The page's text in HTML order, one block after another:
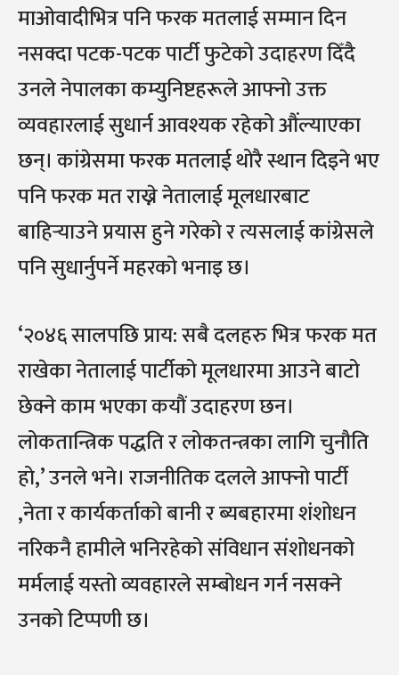
माओवादीभित्र पनि फरक मतलाई सम्मान दिन
नसक्दा पटक-पटक पार्टी फुटेको उदाहरण दिँदै
उनले नेपालका कम्युनिष्टहरूले आफ्नो उक्त
व्यवहारलाई सुधार्न आवश्यक रहेको औंल्याएका
छन्। कांग्रेसमा फरक मतलाई थोरै स्थान दिइने भए
पनि फरक मत राख्ने नेतालाई मूलधारबाट
बाहिर्‍याउने प्रयास हुने गरेको र त्यसलाई कांग्रेसले
पनि सुधार्नुपर्ने महरको भनाइ छ।
‘२०४६ सालपछि प्राय: सबै दलहरु भित्र फरक मत
राखेका नेतालाई पार्टीको मूलधारमा आउने बाटो
छेक्ने काम भएका कयौं उदाहरण छन।
लोकतान्त्रिक पद्धति र लोकतन्त्रका लागि चुनौति
हो,’ उनले भने। राजनीतिक दलले आफ्नो पार्टी
,नेता र कार्यकर्ताको बानी र ब्यबहारमा शंशोधन
नरिकनै हामीले भनिरहेको संविधान संशोधनको
मर्मलाई यस्तो व्यवहारले सम्बोधन गर्न नसक्ने
उनको टिप्पणी छ।